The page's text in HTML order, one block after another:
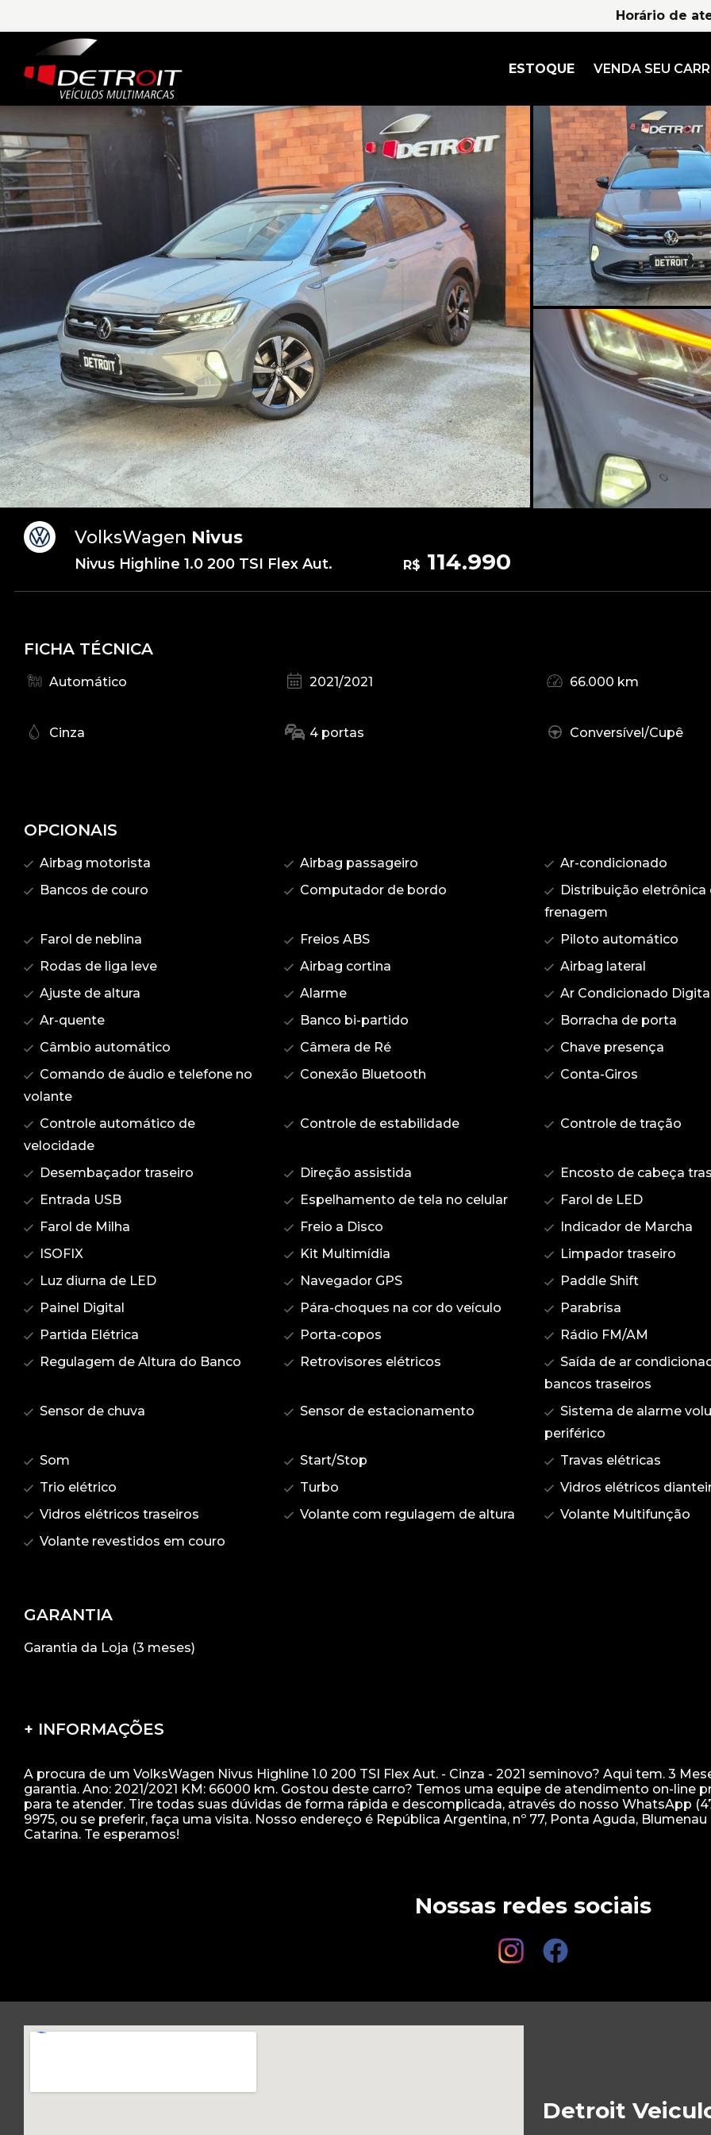
Horário de
ESTOQUE VENDA SEU
VolksWagen Nivus
Nivus Highline 1.0 200 TSI Flex Aut. R$ 114.990
FICHA TÉCNICA
Automático 2021/2021 66.000 km
Cinza 4 portas Conversível/Cupê
OPCIONAIS
Airbag motorista Airbag passageiro
Ar-condicionado
Bancos de couro
Computador de bordo
Distribuição eletrônica
frenagem
Farol de neblina
Freios ABS
Piloto automático
Rodas de liga leve
Airbag cortina
Airbag lateral
Ajuste de altura
Alarme
Ar Condicionado
Ar-quente
Banco bi-partido
Borracha de porta
Câmbio automático
Câmera de Ré
Chave presença
Comando de áudio e telefone no
volante
Conexão Bluetooth Conta-Giros
Controle automático de
velocidade
Controle de estabilidade Controle de tração
Desembaçador traseiro Direção assistida
Encosto de cabeça
Entrada USB
Espelhamento de tela no celular
Farol de LED
Farol de Milha
Freio a Disco
Indicador de Marcha
ISOFIX
Kit Multimídia
Limpador traseiro
Luz diurna de LED
Navegador GPS
Paddle Shift
Painel Digital
Pára-choques na cor do veículo
Parabrisa
Partida Elétrica
Porta-copos
Rádio FM/AM
Regulagem de Altura do Banco
Retrovisores elétricos
Saída de ar
bancos traseiros
Sensor de chuva
Sensor de estacionamento
Sistema de alarme
periférico
Som
Start/Stop
Travas elétricas
Trio elétrico
Turbo
Vidros elétricos
Vidros elétricos traseiros
Volante com regulagem de altura
Volante Multifunção
Volante revestidos em couro
GARANTIA
Garantia da Loja (3 meses)
+ INFORMAÇÕES
A procura de um VolksWagen Nivus Highline 1.0 200 TSI Flex Aut. - Cinza - 2021 seminovo? Aqui tem. 3
garantia. Ano: 2021/2021 KM: 66000 km. Gostou deste carro? Temos uma equipe de atendimento on-line
para te atender. Tire todas suas dúvidas de forma rápida e descomplicada, através do nosso WhatsApp
9975, ou se preferir, faça uma visita. Nosso endereço é República Argentina, nº 77, Ponta Aguda, Blumenau
Nossas redes sociais
Detroit